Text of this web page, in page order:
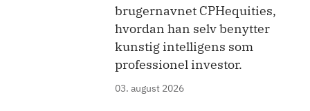
brugernavnet CPHequities,
hvordan han selv benytter
kunstig intelligens som
professionel investor.
03. august 2026